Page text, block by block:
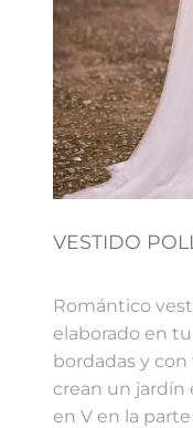
VESTIDO
Romántico
elaborado en
bordadas y
crean un jardín
en V en la